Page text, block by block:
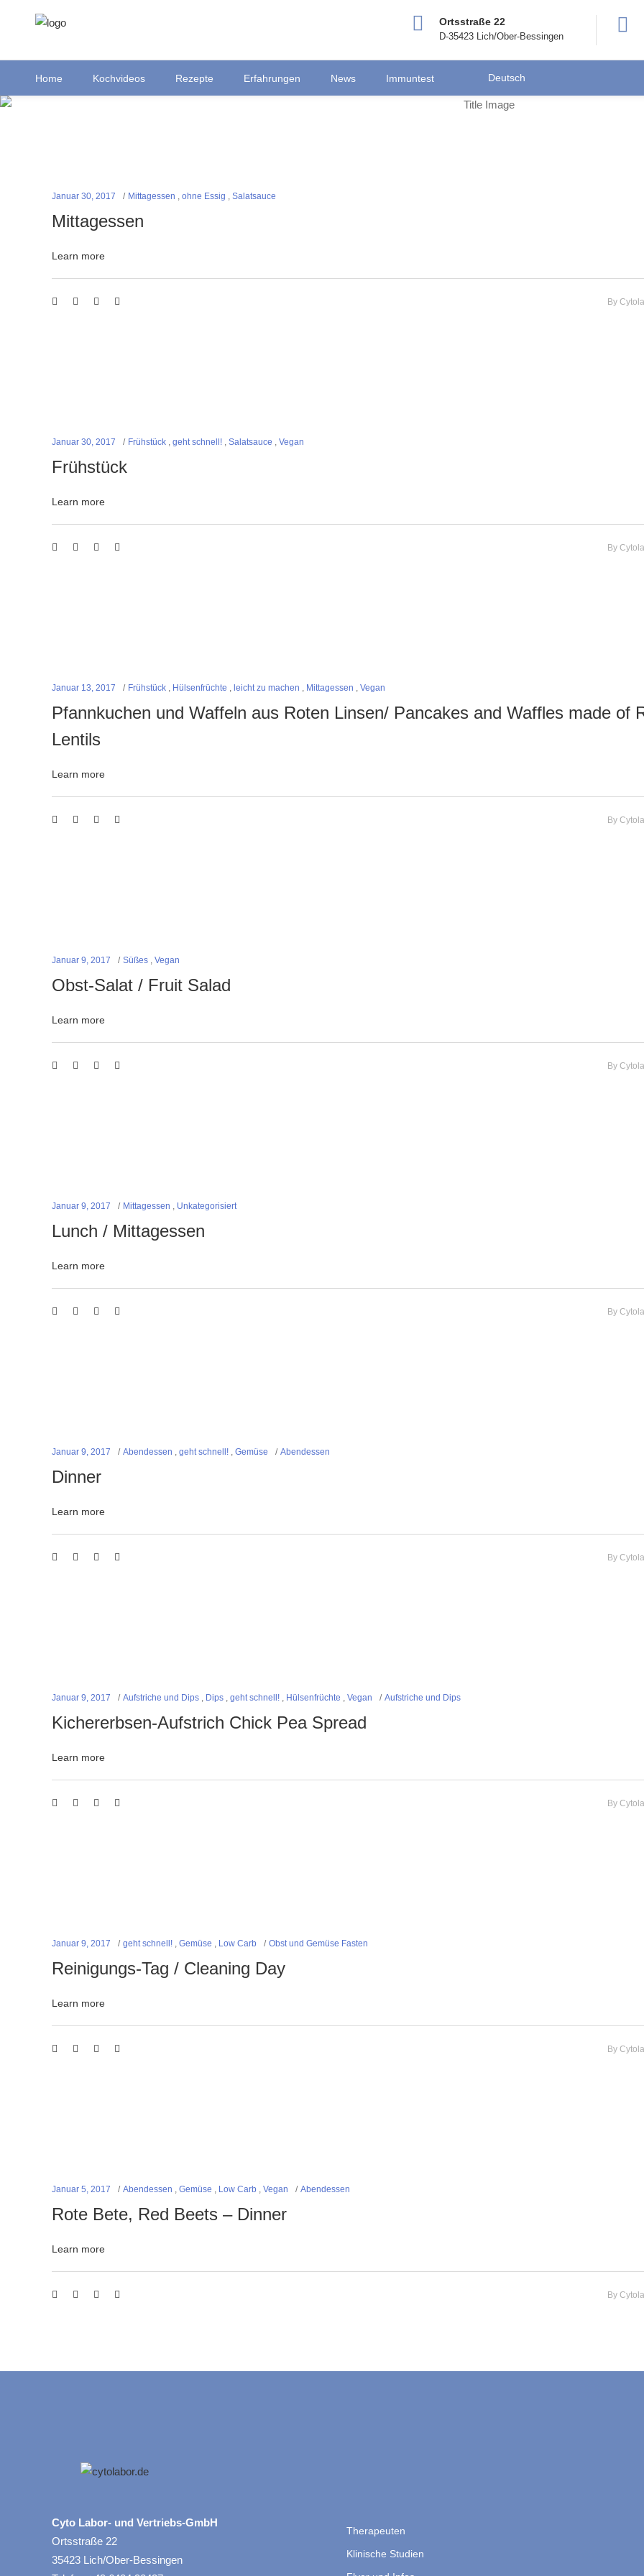
Ortsstraße 22
D-35423 Lich/Ober-Bessingen
Home Kochvideos Rezepte Erfahrungen News Immuntest Deutsch
Januar 30, 2017 Mittagessen , ohne Essig , Salatsauce
Mittagessen
Learn more
By
Januar 30, 2017 Frühstück , geht schnell! , Salatsauce , Vegan
Frühstück
Learn more
By
Januar 13, 2017 Frühstück , Hülsenfrüchte , leicht zu machen , Mittagessen , Vegan
Pfannkuchen und Waffeln aus Roten Linsen/ Pancakes and Waffles made of
Lentils
Learn more
By
Januar 9, 2017 Süßes , Vegan
Obst-Salat / Fruit Salad
Learn more
By
Januar 9, 2017 Mittagessen , Unkategorisiert
Lunch / Mittagessen
Learn more
By
Januar 9, 2017 Abendessen , geht schnell! , Gemüse Abendessen
Dinner
Learn more
By
Januar 9, 2017 Aufstriche und Dips , Dips , geht schnell! , Hülsenfrüchte , Vegan Aufstriche und Dips
Kichererbsen-Aufstrich Chick Pea Spread
Learn more
By
Januar 9, 2017 geht schnell! , Gemüse , Low Carb Obst und Gemüse Fasten
Reinigungs-Tag / Cleaning Day
Learn more
By
Januar 5, 2017 Abendessen , Gemüse , Low Carb , Vegan Abendessen
Rote Bete, Red Beets – Dinner
Learn more
By
Cyto Labor- und Vertriebs-GmbH
Ortsstraße 22
35423 Lich/Ober-Bessingen
Therapeuten
Klinische Studien